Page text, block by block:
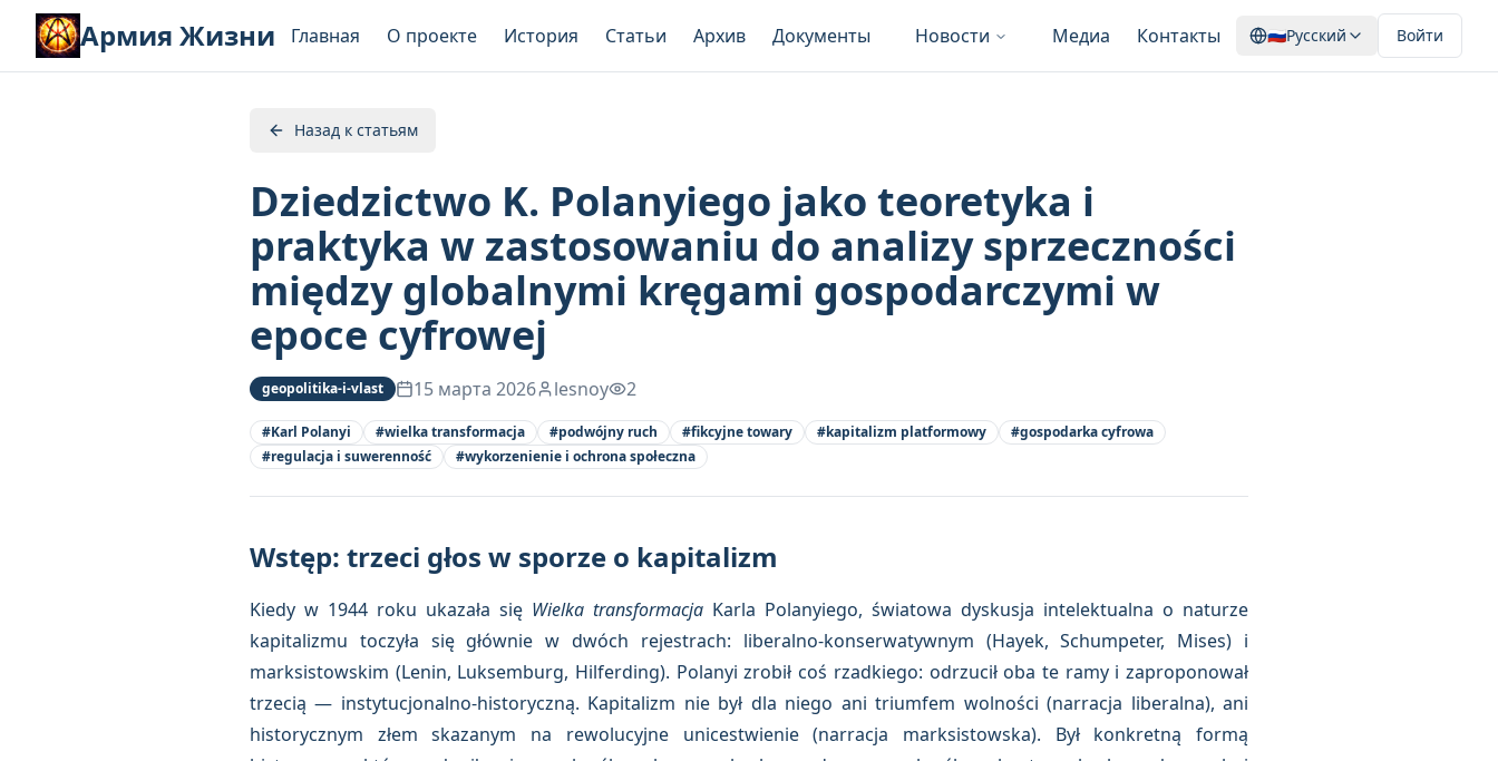
Армия Жизни Главная О проекте История Статьи Архив Документы Новости Медиа Контакты 🇷🇺Русский Войти
Назад к статьям
Dziedzictwo K. Polanyiego jako teoretyka i
praktyka w zastosowaniu do analizy sprzeczności
między globalnymi kręgami gospodarczymi w
epoce cyfrowej
geopolitika-i-vlast 15 марта 2026 lesnoy 2
#Karl Polanyi #wielka transformacja #podwójny ruch #fikcyjne towary #kapitalizm platformowy #gospodarka cyfrowa
#regulacja i suwerenność #wykorzenienie i ochrona społeczna
Wstęp: trzeci głos w sporze o kapitalizm
Kiedy w 1944 roku ukazała się Wielka transformacja Karla Polanyiego, światowa dyskusja intelektualna o naturze
kapitalizmu toczyła się głównie w dwóch rejestrach: liberalno-konserwatywnym (Hayek, Schumpeter, Mises) i
marksistowskim (Lenin, Luksemburg, Hilferding). Polanyi zrobił coś rzadkiego: odrzucił oba te ramy i zaproponował
trzecią — instytucjonalno-historyczną. Kapitalizm nie był dla niego ani triumfem wolności (narracja liberalna), ani
historycznym złem skazanym na rewolucyjne unicestwienie (narracja marksistowska). Był konkretną formą